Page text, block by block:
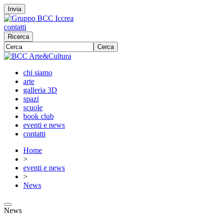
Invia
contatti
Ricerca
Cerca
chi siamo
arte
galleria 3D
spazi
scuole
book club
eventi e news
contatti
Home
>
eventi e news
>
News
News